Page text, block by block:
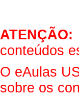
ATENÇÃO:
conteúdos
O eAulas
sobre os